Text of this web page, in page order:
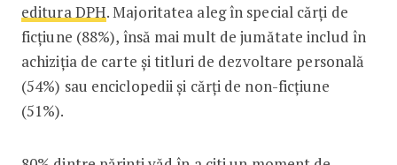
editura DPH. Majoritatea aleg în special cărți de
ficțiune (88%), însă mai mult de jumătate includ în
achiziția de carte și titluri de dezvoltare personală
(54%) sau enciclopedii și cărți de non-ficțiune
(51%).